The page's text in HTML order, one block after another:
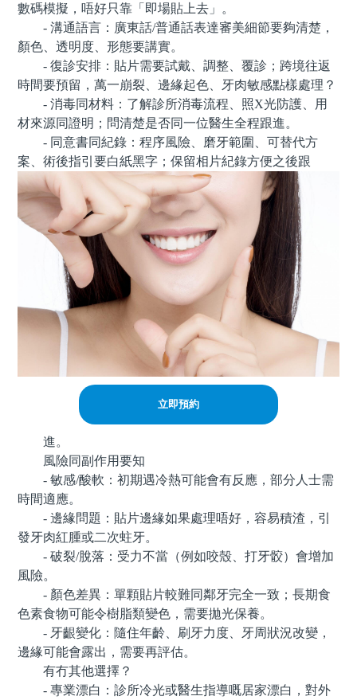
數碼模擬，唔好只靠「即場貼上去」。
- 溝通語言：廣東話/普通話表達審美細節要夠清楚，
顏色、透明度、形態要講實。
- 復診安排：貼片需要試戴、調整、覆診；跨境往返
時間要預留，萬一崩裂、邊緣起色、牙肉敏感點樣處理？
- 消毒同材料：了解診所消毒流程、照X光防護、用
材來源同證明；問清楚是否同一位醫生全程跟進。
- 同意書同紀錄：程序風險、磨牙範圍、可替代方
案、術後指引要白紙黑字；保留相片紀錄方便之後跟
立即預約
進。
風險同副作用要知
- 敏感/酸軟：初期遇冷熱可能會有反應，部分人士需
時間適應。
- 邊緣問題：貼片邊緣如果處理唔好，容易積渣，引
發牙肉紅腫或二次蛀牙。
- 破裂/脫落：受力不當（例如咬殼、打牙骹）會增加
風險。
- 顏色差異：單顆貼片較難同鄰牙完全一致；長期食
色素食物可能令樹脂類變色，需要拋光保養。
- 牙齦變化：隨住年齡、刷牙力度、牙周狀況改變，
邊緣可能會露出，需要再評估。
有冇其他選擇？
- 專業漂白：診所冷光或醫生指導嘅居家漂白，對外